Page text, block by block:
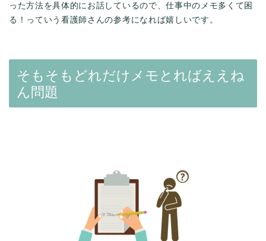
った方法を具体的にお話しているので、仕事中のメモ多くて困
る！っていう看護師さんの参考になれば嬉しいです。
そもそもどれだけメモとればええね
ん問題